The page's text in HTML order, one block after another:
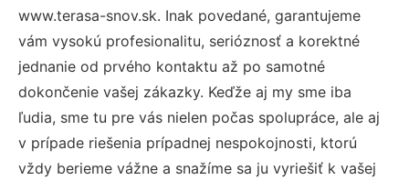
www.terasa-snov.sk. Inak povedané, garantujeme
vám vysokú profesionalitu, serióznosť a korektné
jednanie od prvého kontaktu až po samotné
dokončenie vašej zákazky. Keďže aj my sme iba
ľudia, sme tu pre vás nielen počas spolupráce, ale aj
v prípade riešenia prípadnej nespokojnosti, ktorú
vždy berieme vážne a snažíme sa ju vyriešiť k vašej